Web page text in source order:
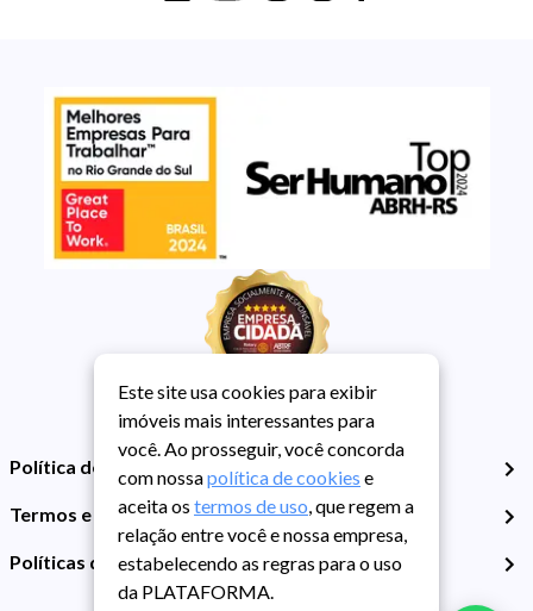
Política de Privacidade
Termos e Condições de Uso
Políticas de Cookies
Este site usa cookies para exibir
imóveis mais interessantes para
você. Ao prosseguir, você concorda
com nossapolítica de cookies e
aceita os termos de uso, que regem a
relação entre você e nossa empresa,
estabelecendo as regras para o uso
da PLATAFORMA.